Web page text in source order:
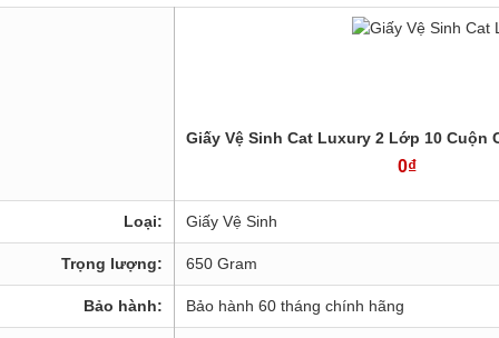
Giấy Vệ Sinh Cat Luxury 2 Lớp 10 Cuộn
0₫
Loại: Giấy Vệ Sinh
Trọng lượng: 650 Gram
Bảo hành: Bảo hành 60 tháng chính hãng